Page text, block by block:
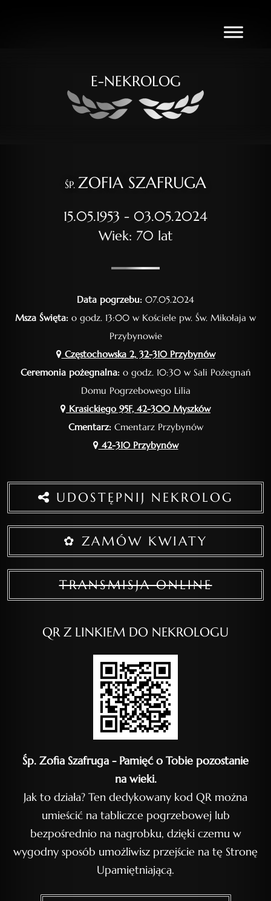
E-NEKROLOG
ŚP. ZOFIA SZAFRUGA
15.05.1953 - 03.05.2024
Wiek: 70 lat
Data pogrzebu: 07.05.2024
Msza Święta: o godz. 13:00 w Kościele pw. Św. Mikołaja w
Przybynowie
Częstochowska 2, 32-310 Przybynów
Ceremonia pożegnalna:o godz. 10:30 w Sali Pożegnań
Domu Pogrzebowego Lilia
Krasickiego 95F, 42-300 Myszków
Cmentarz:Cmentarz Przybynów
42-310 Przybynów
UDOSTĘPNIJ NEKROLOG
✿ ZAMÓW KWIATY
TRANSMISJA ONLINE
QR Z LINKIEM DO NEKROLOGU
Śp. Zofia Szafruga - Pamięć o Tobie pozostanie
na wieki.
Jak to działa? Ten dedykowany kod QR można
umieścić na tabliczce pogrzebowej lub
bezpośrednio na nagrobku, dzięki czemu w
wygodny sposób umożliwisz przejście na tę Stronę
Upamiętniającą.